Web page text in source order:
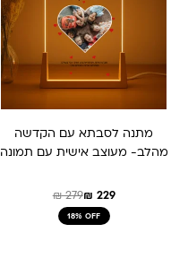
מתנה לסבתא עם הקדשה
מהלב- מעוצב אישית עם תמונה
₪279₪ 229
18% OFF